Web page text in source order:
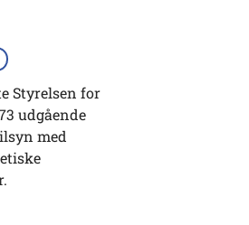
Styrelsen for
udgående
med